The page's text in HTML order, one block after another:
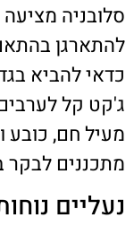
סלובניה מציעה
להתארגן
כדאי להביא
ג'קט קל
מעיל חם, כובע
מתכננים לבקר
נעליים